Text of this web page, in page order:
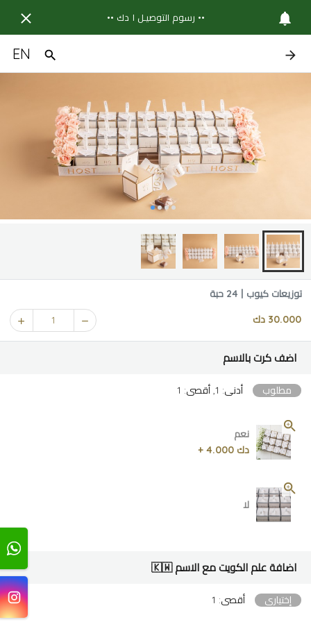
•• رسوم التوصيـل ١ دك ••
EN
توزيعات كيوب | 24 حبة
30.000 دك 1
اضف كرت بالاسم
مطلوب أدنى: 1, أقصى: 1
نعم
دك 4.000 +
لا
اضافة علم الكويت مع الاسم 🇰🇼
إختياري أقصى: 1